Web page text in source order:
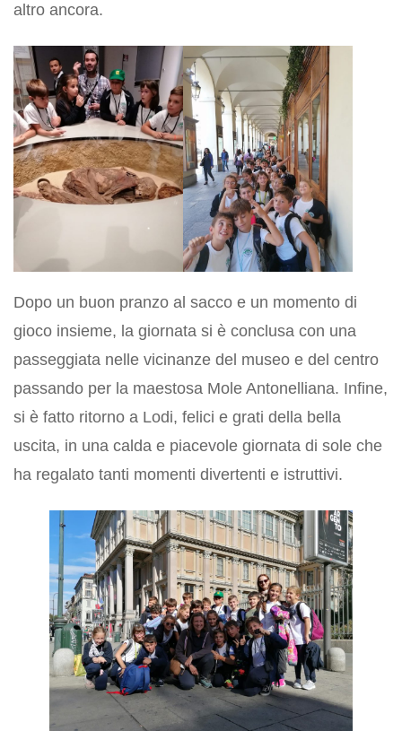
altro ancora.
Dopo un buon pranzo al sacco e un momento di
gioco insieme, la giornata si è conclusa con una
passeggiata nelle vicinanze del museo e del centro
passando per la maestosa Mole Antonelliana. Infine,
si è fatto ritorno a Lodi, felici e grati della bella
uscita, in una calda e piacevole giornata di sole che
ha regalato tanti momenti divertenti e istruttivi.